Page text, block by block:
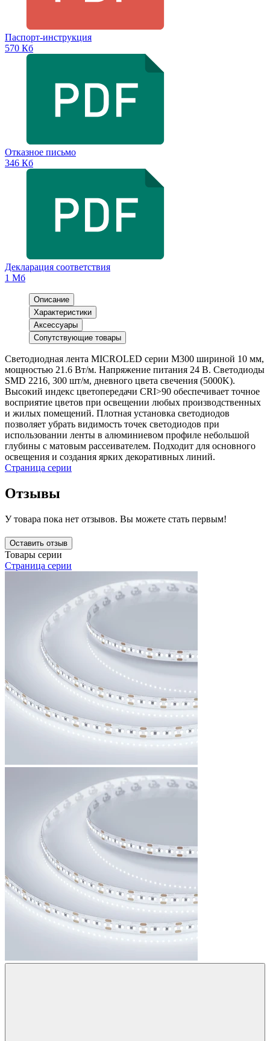
Паспорт-инструкция
570 Кб
Отказное письмо
346 Кб
Декларация соответствия
1 Мб
Описание
Характеристики
Аксессуары
Сопутствующие товары
Светодиодная лента MICROLED серии M300 шириной 10 мм,
мощностью 21.6 Вт/м. Напряжение питания 24 В. Светодиоды
SMD 2216, 300 шт/м, дневного цвета свечения (5000K).
Высокий индекс цветопередачи CRI>90 обеспечивает точное
восприятие цветов при освещении любых производственных
и жилых помещений. Плотная установка светодиодов
позволяет убрать видимость точек светодиодов при
использовании ленты в алюминиевом профиле небольшой
глубины с матовым рассеивателем. Подходит для основного
освещения и создания ярких декоративных линий.
Страница серии
Отзывы
У товара пока нет отзывов. Вы можете стать первым!
Оставить отзыв
Товары серии
Страница серии